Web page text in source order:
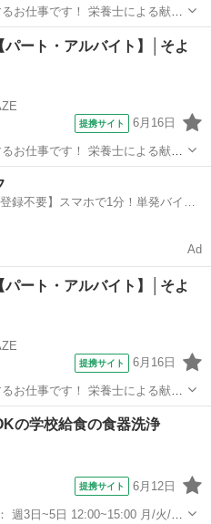
お仕事です！ 栄養士による献立
材の検
浄 ・厨房内の清掃、衛生管理
パート・アルバイト】│そよ
提携サイト 6月16日
お仕事です！ 栄養士による献立
材の検
浄 ・厨房内の清掃、衛生管理
録不要】スマホで1分！単発バイト
Ad
パート・アルバイト】│そよ
提携サイト 6月16日
お仕事です！ 栄養士による献立
材の検
浄 ・厨房内の清掃、衛生管理
の学校給食の食器洗浄
提携サイト 6月12日